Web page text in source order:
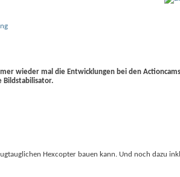
wieder mal die Entwicklungen bei den
Bildstabilisator.
Hexcopter bauen kann. Und noch dazu